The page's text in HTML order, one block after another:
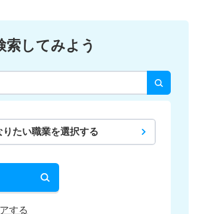
索してみよう
りたい職業を選択する
する